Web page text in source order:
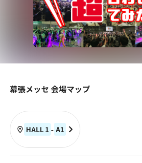
幕張メッセ 会場マップ
HALL 1 - A1